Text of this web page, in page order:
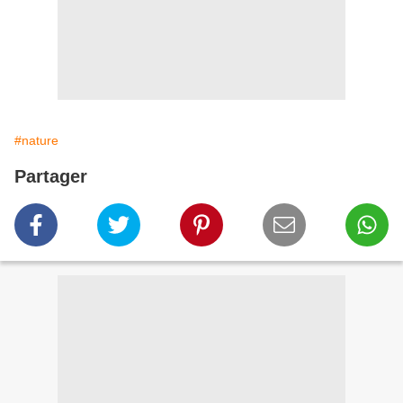
#nature
Partager